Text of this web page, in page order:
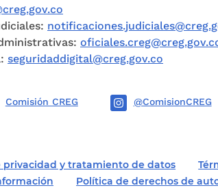
seguridaddigital@creg.gov.co
Comisión CREG @ComisionCREG
privacidad y tratamiento de datos
Política de derechos de